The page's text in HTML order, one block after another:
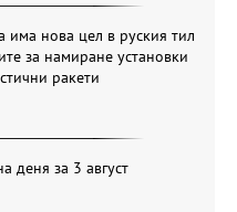
има нова цел в руския тил
за намиране установки
ракети
деня за 3 август